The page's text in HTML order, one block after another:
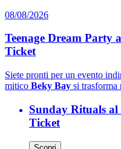
08/08/2026
Teenage Dream Party
Ticket
Siete pronti per un evento
mitico Beky Bay si trasforma
Sunday Rituals al
Ticket
Scopri